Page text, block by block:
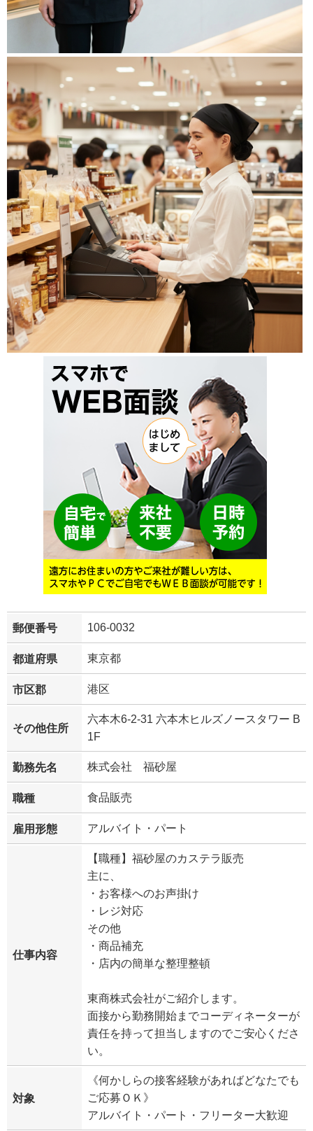
郵便番号 106-0032
都道府県 東京都
市区郡 港区
その他住所
六本木6-2-31 六本木ヒルズノースタワー B
1F
勤務先名 株式会社 福砂屋
職種 食品販売
雇用形態 アルバイト・パート
仕事内容
【職種】福砂屋のカステラ販売
主に、
・お客様へのお声掛け
・レジ対応
その他
・商品補充
・店内の簡単な整理整頓
東商株式会社がご紹介します。
面接から勤務開始までコーディネーターが
責任を持って担当しますのでご安心くださ
い。
対象
《何かしらの接客経験があればどなたでも
ご応募ＯＫ》
アルバイト・パート・フリーター大歓迎